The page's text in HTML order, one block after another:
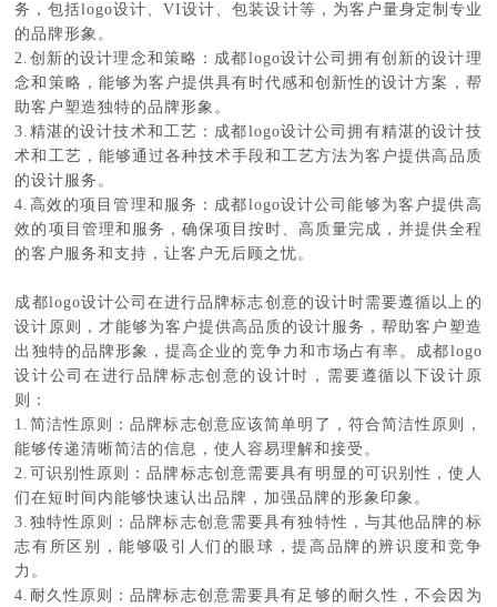
务，包括logo设计、VI设计、包装设计等，为客户量身定制专业
的品牌形象。
2.创新的设计理念和策略：成都logo设计公司拥有创新的设计理
念和策略，能够为客户提供具有时代感和创新性的设计方案，帮
助客户塑造独特的品牌形象。
3.精湛的设计技术和工艺：成都logo设计公司拥有精湛的设计技
术和工艺，能够通过各种技术手段和工艺方法为客户提供高品质
的设计服务。
4.高效的项目管理和服务：成都logo设计公司能够为客户提供高
效的项目管理和服务，确保项目按时、高质量完成，并提供全程
的客户服务和支持，让客户无后顾之忧。
成都logo设计公司在进行品牌标志创意的设计时需要遵循以上的
设计原则，才能够为客户提供高品质的设计服务，帮助客户塑造
出独特的品牌形象，提高企业的竞争力和市场占有率。成都logo
设计公司在进行品牌标志创意的设计时，需要遵循以下设计原
则：
1.简洁性原则：品牌标志创意应该简单明了，符合简洁性原则，
能够传递清晰简洁的信息，使人容易理解和接受。
2.可识别性原则：品牌标志创意需要具有明显的可识别性，使人
们在短时间内能够快速认出品牌，加强品牌的形象印象。
3.独特性原则：品牌标志创意需要具有独特性，与其他品牌的标
志有所区别，能够吸引人们的眼球，提高品牌的辨识度和竞争
力。
4.耐久性原则：品牌标志创意需要具有足够的耐久性，不会因为